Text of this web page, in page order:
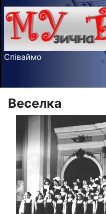
Співаймо
Веселка